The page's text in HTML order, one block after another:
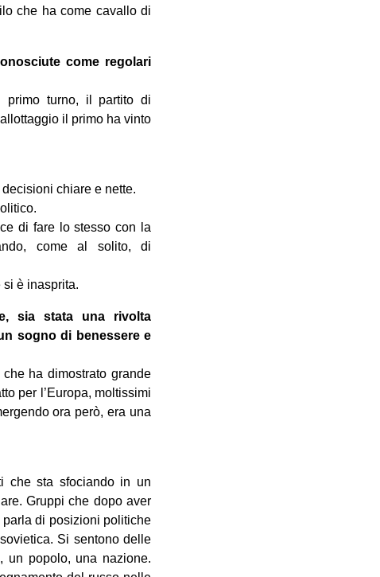
che ha come cavallo di
come regolari
primo turno, il partito di
il primo ha vinto
chiare e nette.
di fare lo stesso con la
come al solito, di
è inasprita.
sia stata una rivolta
sogno di benessere e
ha dimostrato grande
per l’Europa, moltissimi
ora però, era una
che sta sfociando in un
Gruppi che dopo aver
di posizioni politiche
Si sentono delle
un popolo, una nazione.